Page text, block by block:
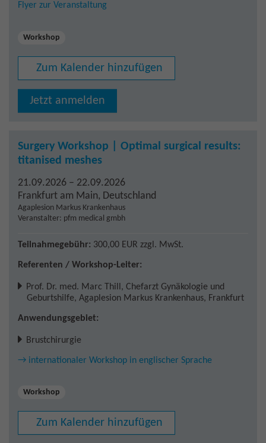
Flyer zur Veranstaltung
Workshop
Zum Kalender hinzufügen
Jetzt anmelden
Surgery Workshop | Optimal surgical results:
titanised meshes
21.09.2026 – 22.09.2026
Frankfurt am Main, Deutschland
Agaplesion Markus Krankenhaus
Veranstalter: pfm medical gmbh
Teilnahmegebühr: 300,00 EUR zzgl. MwSt.
Referenten / Workshop-Leiter:
Prof. Dr. med. Marc Thill , Chefarzt Gynäkologie und
Geburtshilfe, Agaplesion Markus Krankenhaus, Frankfurt
Anwendungsgebiet:
Brustchirurgie
→ internationaler Workshop in englischer Sprache
Workshop
Zum Kalender hinzufügen